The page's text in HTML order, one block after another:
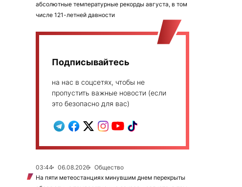
абсолютные температурные рекорды августа, в том
числе 121-летней давности
Подписывайтесь
на нас в соцсетях, чтобы не
пропустить важные новости (если
это безопасно для вас)
03:44 06.08.2026
Общество
На пяти метеостанциях минувшим днем перекрыты